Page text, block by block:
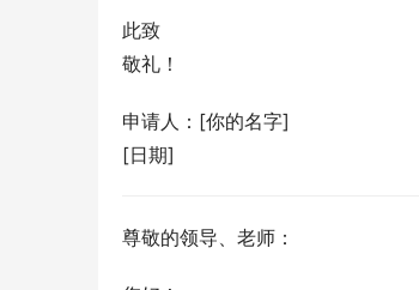
此致
敬礼！
申请人：[你的名字]
[日期]
尊敬的领导、老师：